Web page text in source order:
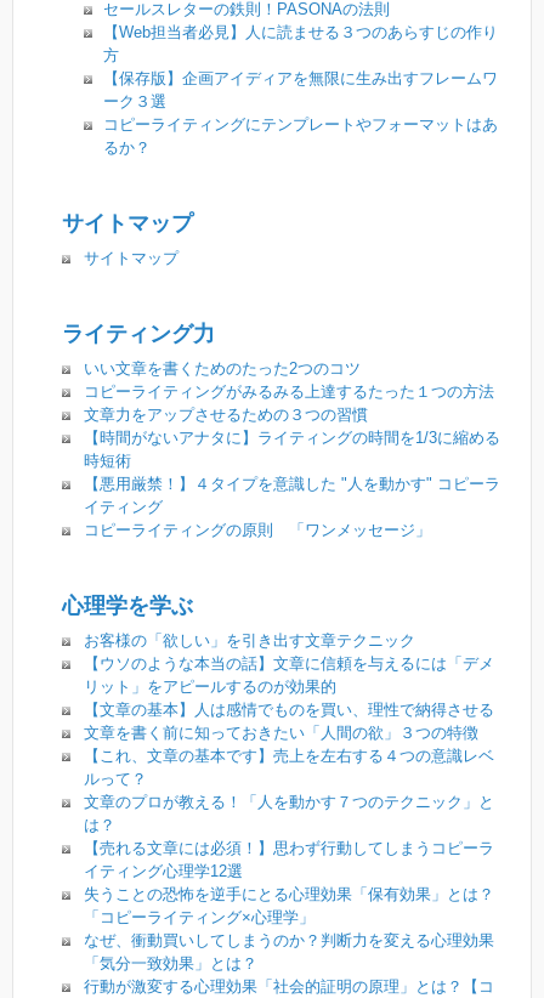
セールスレターの鉄則！PASONAの法則
【Web担当者必見】人に読ませる３つのあらすじの作り
方
【保存版】企画アイディアを無限に生み出すフレームワ
ーク３選
コピーライティングにテンプレートやフォーマットはあ
るか？
サイトマップ
サイトマップ
ライティング力
いい文章を書くためのたった2つのコツ
コピーライティングがみるみる上達するたった１つの方法
文章力をアップさせるための３つの習慣
【時間がないアナタに】ライティングの時間を1/3に縮める
時短術
【悪用厳禁！】４タイプを意識した "人を動かす" コピーラ
イティング
コピーライティングの原則 「ワンメッセージ」
心理学を学ぶ
お客様の「欲しい」を引き出す文章テクニック
【ウソのような本当の話】文章に信頼を与えるには「デメ
リット」をアピールするのが効果的
【文章の基本】人は感情でものを買い、理性で納得させる
文章を書く前に知っておきたい「人間の欲」３つの特徴
【これ、文章の基本です】売上を左右する４つの意識レベ
ルって？
文章のプロが教える！「人を動かす７つのテクニック」と
は？
【売れる文章には必須！】思わず行動してしまうコピーラ
イティング心理学12選
失うことの恐怖を逆手にとる心理効果「保有効果」とは？
「コピーライティング×心理学」
なぜ、衝動買いしてしまうのか？判断力を変える心理効果
「気分一致効果」とは？
行動が激変する心理効果「社会的証明の原理」とは？【コ